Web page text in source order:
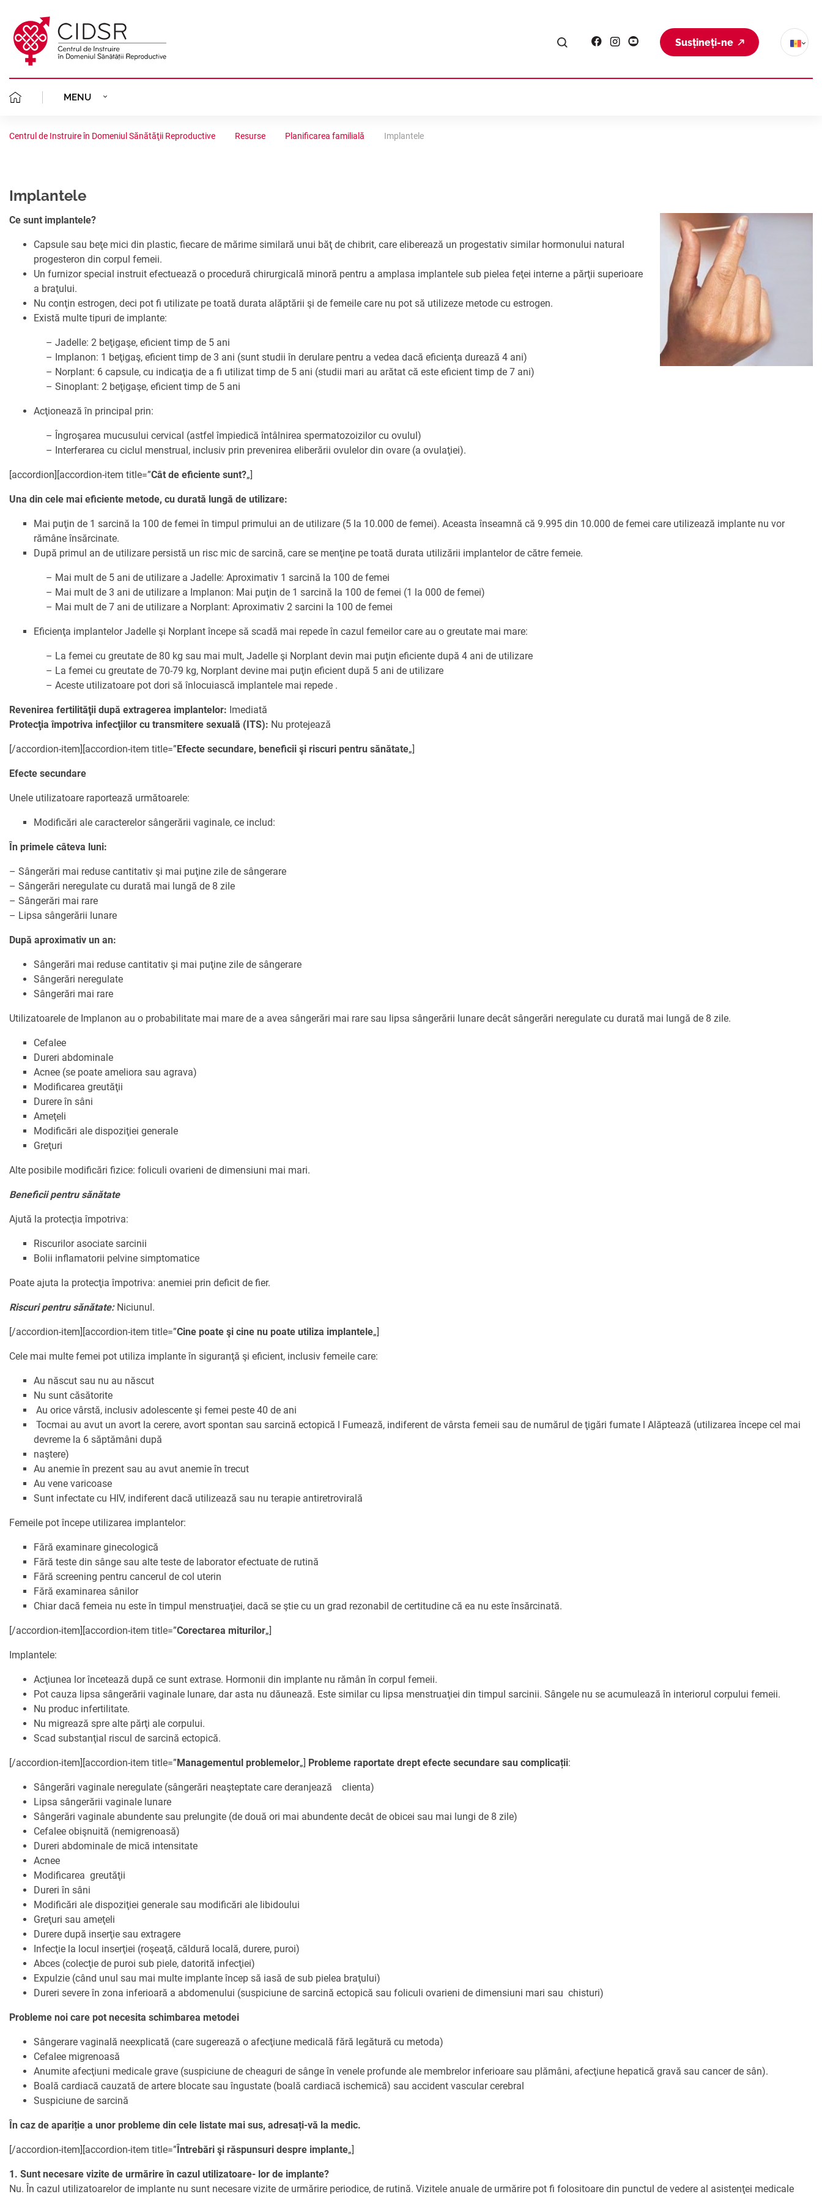
Susțineți-ne
MENU
DESPRE NOI
ORGANIGRAMA
PARTENERII
DONATORII
MEDIA
RAPORT ANUAL CIDSR
ACREDITARE
PORTOFOLIU
RESURSE
EDUCAȚIA SEXUALĂ
DREPTURI SEXUALE ȘI REPRODUCTIVE
NOUTĂȚI NOUTATI CIDSR
PUBLICAȚII
Centrul de Instruire în Domeniul Sănătăţii Reproductive Resurse Planificarea familială Implantele
Implantele
Ce sunt implantele?
Capsule sau beţe mici din plastic, fiecare de mărime similară unui băţ de chibrit, care eliberează un progestativ similar hormonului natural
progesteron din corpul femeii.
Un furnizor special instruit efectuează o procedură chirurgicală minoră pentru a amplasa implantele sub pielea feţei interne a părţii superioare
a braţului.
Nu conţin estrogen, deci pot fi utilizate pe toată durata alăptării şi de femeile care nu pot să utilizeze metode cu estrogen.
Există multe tipuri de implante:
– Jadelle: 2 beţigaşe, eficient timp de 5 ani
– Implanon: 1 beţigaş, eficient timp de 3 ani (sunt studii în derulare pentru a vedea dacă eficienţa durează 4 ani)
– Norplant: 6 capsule, cu indicaţia de a fi utilizat timp de 5 ani (studii mari au arătat că este eficient timp de 7 ani)
– Sinoplant: 2 beţigaşe, eficient timp de 5 ani
Acţionează în principal prin:
– Îngroşarea mucusului cervical (astfel împiedică întâlnirea spermatozoizilor cu ovulul)
– Interferarea cu ciclul menstrual, inclusiv prin prevenirea eliberării ovulelor din ovare (a ovulaţiei).
[accordion][accordion-item title=”Cât de eficiente sunt?„]
Una din cele mai eficiente metode, cu durată lungă de utilizare:
Mai puţin de 1 sarcină la 100 de femei în timpul primului an de utilizare (5 la 10.000 de femei). Aceasta înseamnă că 9.995 din 10.000 de femei care utilizează implante nu vor
rămâne însărcinate.
După primul an de utilizare persistă un risc mic de sarcină, care se menţine pe toată durata utilizării implantelor de către femeie.
– Mai mult de 5 ani de utilizare a Jadelle: Aproximativ 1 sarcină la 100 de femei
– Mai mult de 3 ani de utilizare a Implanon: Mai puţin de 1 sarcină la 100 de femei (1 la 000 de femei)
– Mai mult de 7 ani de utilizare a Norplant: Aproximativ 2 sarcini la 100 de femei
Eficienţa implantelor Jadelle şi Norplant începe să scadă mai repede în cazul femeilor care au o greutate mai mare:
– La femei cu greutate de 80 kg sau mai mult, Jadelle şi Norplant devin mai puţin eficiente după 4 ani de utilizare
– La femei cu greutate de 70-79 kg, Norplant devine mai puţin eficient după 5 ani de utilizare
– Aceste utilizatoare pot dori să înlocuiască implantele mai repede .
Revenirea fertilităţii după extragerea implantelor: Imediată
Protecţia împotriva infecţiilor cu transmitere sexuală (ITS): Nu protejează
[/accordion-item][accordion-item title=”Efecte secundare, beneficii şi riscuri pentru sănătate„]
Efecte secundare
Unele utilizatoare raportează următoarele:
Modificări ale caracterelor sângerării vaginale, ce includ:
În primele câteva luni:
– Sângerări mai reduse cantitativ şi mai puţine zile de sângerare
– Sângerări neregulate cu durată mai lungă de 8 zile
– Sângerări mai rare
– Lipsa sângerării lunare
După aproximativ un an:
Sângerări mai reduse cantitativ şi mai puţine zile de sângerare
Sângerări neregulate
Sângerări mai rare
Utilizatoarele de Implanon au o probabilitate mai mare de a avea sângerări mai rare sau lipsa sângerării lunare decât sângerări neregulate cu durată mai lungă de 8 zile.
Cefalee
Dureri abdominale
Acnee (se poate ameliora sau agrava)
Modificarea greutăţii
Durere în sâni
Ameţeli
Modificări ale dispoziţiei generale
Greţuri
Alte posibile modificări fizice: foliculi ovarieni de dimensiuni mai mari.
Beneficii pentru sănătate
Ajută la protecţia împotriva:
Riscurilor asociate sarcinii
Bolii inflamatorii pelvine simptomatice
Poate ajuta la protecţia împotriva: anemiei prin deficit de fier.
Riscuri pentru sănătate: Niciunul.
[/accordion-item][accordion-item title=”Cine poate şi cine nu poate utiliza implantele„]
Cele mai multe femei pot utiliza implante în siguranţă şi eficient, inclusiv femeile care:
Au născut sau nu au născut
Nu sunt căsătorite
Au orice vârstă, inclusiv adolescente şi femei peste 40 de ani
Tocmai au avut un avort la cerere, avort spontan sau sarcină ectopică l Fumează, indiferent de vârsta femeii sau de numărul de ţigări fumate l Alăptează (utilizarea începe cel mai
devreme la 6 săptămâni după
naştere)
Au anemie în prezent sau au avut anemie în trecut
Au vene varicoase
Sunt infectate cu HIV, indiferent dacă utilizează sau nu terapie antiretrovirală
Femeile pot începe utilizarea implantelor:
Fără examinare ginecologică
Fără teste din sânge sau alte teste de laborator efectuate de rutină
Fără screening pentru cancerul de col uterin
Fără examinarea sânilor
Chiar dacă femeia nu este în timpul menstruaţiei, dacă se ştie cu un grad rezonabil de certitudine că ea nu este însărcinată.
[/accordion-item][accordion-item title=”Corectarea miturilor„]
Implantele:
Acţiunea lor încetează după ce sunt extrase. Hormonii din implante nu rămân în corpul femeii.
Pot cauza lipsa sângerării vaginale lunare, dar asta nu dăunează. Este similar cu lipsa menstruaţiei din timpul sarcinii. Sângele nu se acumulează în interiorul corpului femeii.
Nu produc infertilitate.
Nu migrează spre alte părţi ale corpului.
Scad substanţial riscul de sarcină ectopică.
[/accordion-item][accordion-item title=”Managementul problemelor„] Probleme raportate drept efecte secundare sau complicații:
Sângerări vaginale neregulate (sângerări neaşteptate care deranjează clienta)
Lipsa sângerării vaginale lunare
Sângerări vaginale abundente sau prelungite (de două ori mai abundente decât de obicei sau mai lungi de 8 zile)
Cefalee obişnuită (nemigrenoasă)
Dureri abdominale de mică intensitate
Acnee
Modificarea greutăţii
Dureri în sâni
Modificări ale dispoziţiei generale sau modificări ale libidoului
Greţuri sau ameţeli
Durere după inserţie sau extragere
Infecţie la locul inserţiei (roşeaţă, căldură locală, durere, puroi)
Abces (colecţie de puroi sub piele, datorită infecţiei)
Expulzie (când unul sau mai multe implante încep să iasă de sub pielea braţului)
Dureri severe în zona inferioară a abdomenului (suspiciune de sarcină ectopică sau foliculi ovarieni de dimensiuni mari sau chisturi)
Probleme noi care pot necesita schimbarea metodei
Sângerare vaginală neexplicată (care sugerează o afecţiune medicală fără legătură cu metoda)
Cefalee migrenoasă
Anumite afecţiuni medicale grave (suspiciune de cheaguri de sânge în venele profunde ale membrelor inferioare sau plămâni, afecţiune hepatică gravă sau cancer de sân).
Boală cardiacă cauzată de artere blocate sau îngustate (boală cardiacă ischemică) sau accident vascular cerebral
Suspiciune de sarcină
În caz de apariție a unor probleme din cele listate mai sus, adresați-vă la medic.
[/accordion-item][accordion-item title=”Întrebări şi răspunsuri despre implante„]
1. Sunt necesare vizite de urmărire în cazul utilizatoare- lor de implante?
Nu. În cazul utilizatoarelor de implante nu sunt necesare vizite de urmărire periodice, de rutină. Vizitele anuale de urmărire pot fi folositoare din punctul de vedere al asistenţei medicale